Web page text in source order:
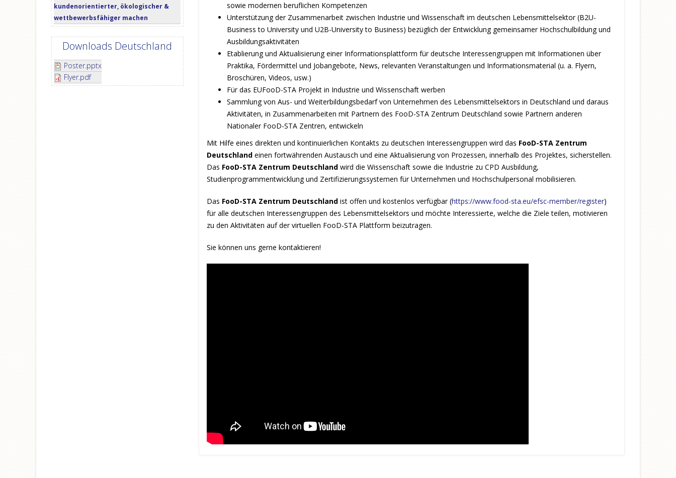
kundenorientierter, ökologischer &
wettbewerbsfähiger machen
Downloads Deutschland
Poster.pptx
Flyer.pdf
sowie modernen beruflichen Kompetenzen
Unterstützung der Zusammenarbeit zwischen Industrie und Wissenschaft im deutschen Lebensmittelsektor (B2U-
Business to University und U2B-University to Business) bezüglich der Entwicklung gemeinsamer Hochschulbildung und
Ausbildungsaktivitäten
Etablierung und Aktualisierung einer Informationsplattform für deutsche Interessengruppen mit Informationen über
Praktika, Fördermittel und Jobangebote, News, relevanten Veranstaltungen und Informationsmaterial (u. a. Flyern,
Broschüren, Videos, usw.)
Für das EUFooD-STA Projekt in Industrie und Wissenschaft werben
Sammlung von Aus- und Weiterbildungsbedarf von Unternehmen des Lebensmittelsektors in Deutschland und daraus
Aktivitäten, in Zusammenarbeiten mit Partnern des FooD-STA Zentrum Deutschland sowie Partnern anderen
Nationaler FooD-STA Zentren, entwickeln
Mit Hilfe eines direkten und kontinuierlichen Kontakts zu deutschen Interessengruppen wird das FooD-STA Zentrum
Deutschlandeinen fortwährenden Austausch und eine Aktualisierung von Prozessen, innerhalb des Projektes, sicherstellen.
Das FooD-STA Zentrum Deutschlandwird die Wissenschaft sowie die Industrie zu CPD Ausbildung,
Studienprogrammentwicklung und Zertifizierungssystemen für Unternehmen und Hochschulpersonal mobilisieren.
Das FooD-STA Zentrum Deutschlandist offen und kostenlos verfügbar (https://www.food-sta.eu/efsc-member/register)
für alle deutschen Interessengruppen des Lebensmittelsektors und möchte Interessierte, welche die Ziele teilen, motivieren
zu den Aktivitäten auf der virtuellen FooD-STA Plattform beizutragen.
Sie können uns gerne kontaktieren!